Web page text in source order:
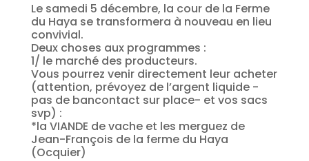
Le samedi 5 décembre, la cour de la Ferme
du Haya se transformera à nouveau en lieu
convivial.
Deux choses aux programmes :
1/ le marché des producteurs.
Vous pourrez venir directement leur acheter
(attention, prévoyez de l’argent liquide -
pas de bancontact sur place- et vos sacs
svp) :
*la VIANDE de vache et les merguez de
Jean-François de la ferme du Haya
(Ocquier)